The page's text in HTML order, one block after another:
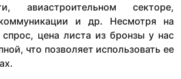
авиастроительном секторе,
и др. Несмотря на
цена листа из бронзы у нас
что позволяет использовать ее